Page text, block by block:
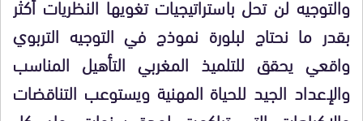
بقدر ما نحتاج لبلورة نموذج في التوجيه التربوي
واقعي يحقق للتلميذ المغربي التأهيل المناسب
والإعداد الجيد للحياة المهنية ويستوعب التناقضات